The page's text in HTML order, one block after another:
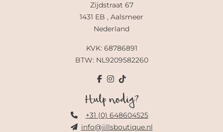
Zijdstraat 67
1431 EB , Aalsmeer
Nederland
KVK: 68786891
BTW: NL9209582260
Hulp nodig?
+31 (0) 648604525
info@jillsboutique.nl